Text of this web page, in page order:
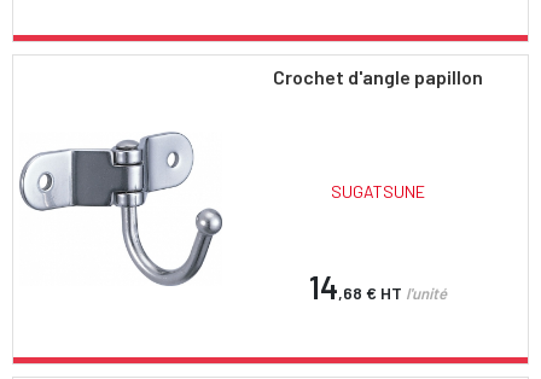
Crochet d'angle papillon
SUGATSUNE
14,68 € HT l'unité